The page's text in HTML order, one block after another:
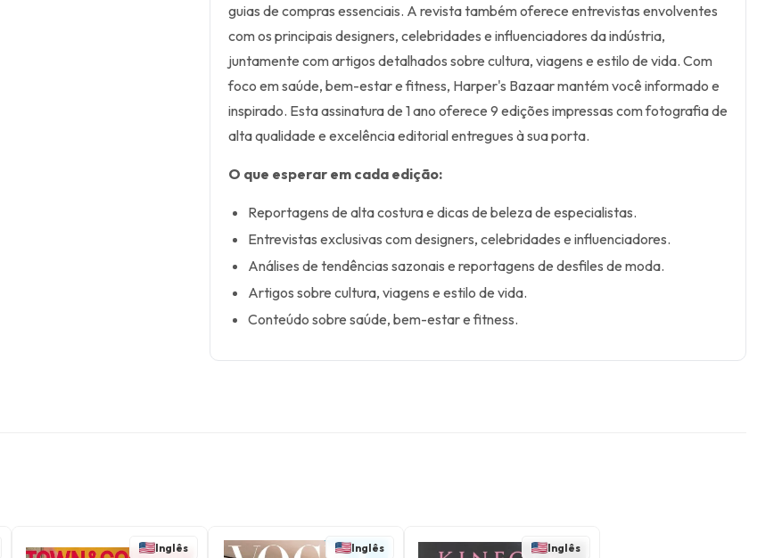
guias de compras essenciais. A revista também oferece entrevistas envolventes
com os principais designers, celebridades e influenciadores da indústria,
juntamente com artigos detalhados sobre cultura, viagens e estilo de vida. Com
foco em saúde, bem-estar e fitness, Harper's Bazaar mantém você informado e
inspirado. Esta assinatura de 1 ano oferece 9 edições impressas com fotografia de
alta qualidade e excelência editorial entregues à sua porta.
O que esperar em cada edição:
Reportagens de alta costura e dicas de beleza de especialistas.
Entrevistas exclusivas com designers, celebridades e influenciadores.
Análises de tendências sazonais e reportagens de desfiles de moda.
Artigos sobre cultura, viagens e estilo de vida.
Conteúdo sobre saúde, bem-estar e fitness.
Inglês Inglês Inglês